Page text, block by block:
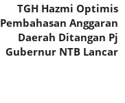
TGH Hazmi Optimis
Pembahasan Anggaran
Daerah Ditangan Pj
Gubernur NTB Lancar